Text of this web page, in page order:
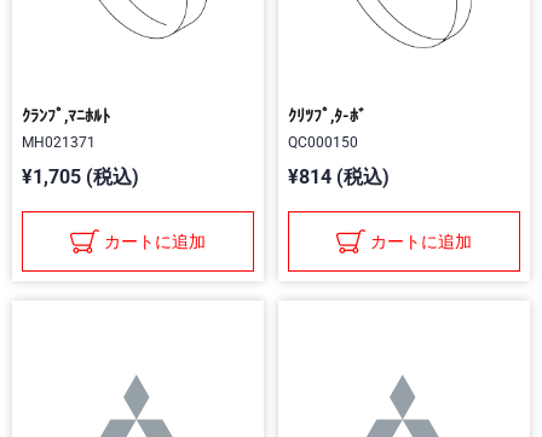
ｸﾗﾝﾌﾟ,ﾏﾆﾎﾙﾄ
MH021371
¥1,705 (税込)
カートに追加
ｸﾘﾂﾌﾟ,ﾀ-ﾎﾞ
QC000150
¥814 (税込)
カートに追加